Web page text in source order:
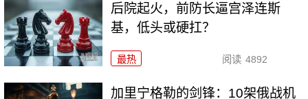
后院起火，前防长逼宫泽连斯
基，低头或硬扛？
最热 阅读 4892
加里宁格勒的剑锋：10架俄战机